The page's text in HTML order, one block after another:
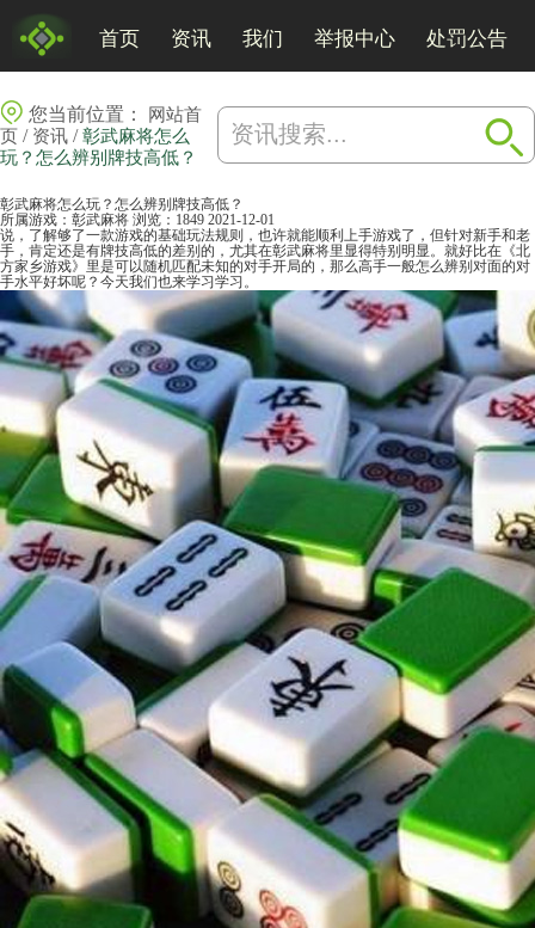
首页 资讯 我们 举报中心 处罚公告
您当前位置：
网站首
页 / 资讯 /彰武麻将怎么
玩？怎么辨别牌技高低？
彰武麻将怎么玩？怎么辨别牌技高低？
所属游戏： 彰武麻将 浏览：1849 2021-12-01
说，了解够了一款游戏的基础玩法规则，也许就能顺利上手游戏了，但针对新手和老
手，肯定还是有牌技高低的差别的，尤其在彰武麻将里显得特别明显。就好比在《北
方家乡游戏》里是可以随机匹配未知的对手开局的，那么高手一般怎么辨别对面的对
手水平好坏呢？今天我们也来学习学习。